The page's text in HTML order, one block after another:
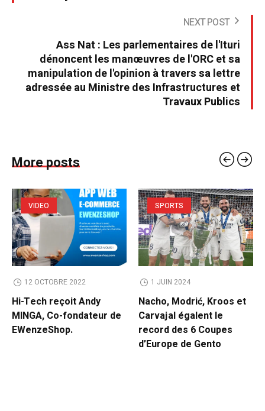
NEXT POST
Ass Nat : Les parlementaires de l'Ituri
dénoncent les manœuvres de l'ORC et sa
manipulation de l'opinion à travers sa lettre
adressée au Ministre des Infrastructures et
Travaux Publics
More posts
VIDEO
12 OCTOBRE 2022
Hi-Tech reçoit Andy
MINGA, Co-fondateur de
EWenzeShop.
SPORTS
1 JUIN 2024
Nacho, Modrić, Kroos et
Carvajal égalent le
record des 6 Coupes
d’Europe de Gento